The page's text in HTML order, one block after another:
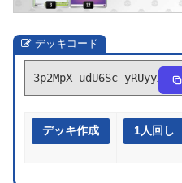
デッキコード
3p2MpX-udU6Sc-yRUyyX
デッキ作成 1人回し